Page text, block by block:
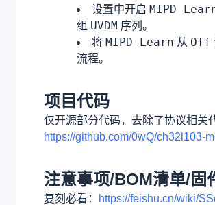
设置中开启 MIPD
组 UVDM 序列。
将 MIPD Learn 从 Off
流程。
项目代码
仅开源部分代码，去除了协议相关
https://github.com/0wQ/ch32l103-
注意事项/BOM清单/固
复刻必看： https://feishu.cn/wiki/